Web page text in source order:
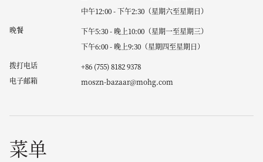
中午12:00 - 下午2:30（星期六至星期日）
晚餐
下午5:30 - 晚上10:00（星期一至星期三）
下午6:00 - 晚上9:30（星期四至星期日）
拨打电话
+86 (755) 8182 9378
电子邮箱
moszn-bazaar@mohg.com
菜单